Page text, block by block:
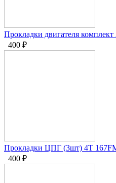
Прокладки двигателя
400 ₽
Прокладки ЦПГ (3шт) 4T
400 ₽